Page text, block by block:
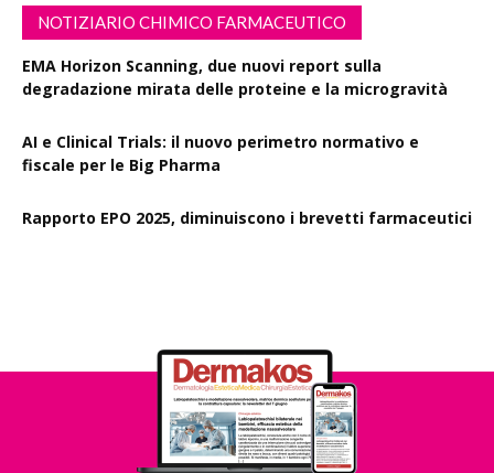
NOTIZIARIO CHIMICO FARMACEUTICO
EMA Horizon Scanning, due nuovi report sulla
degradazione mirata delle proteine e la microgravità
AI e Clinical Trials: il nuovo perimetro normativo e
fiscale per le Big Pharma
Rapporto EPO 2025, diminuiscono i brevetti farmaceutici